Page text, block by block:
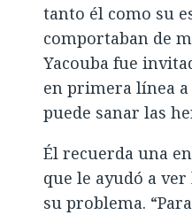
tanto él como su
comportaban de
Yacouba fue
en primera línea
puede sanar las
Él recuerda una
que le ayudó a
su problema.